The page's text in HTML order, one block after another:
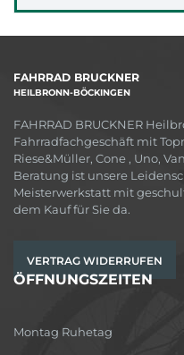
FAHRRAD BRUCKNER
HEILBRONN-BÖCKINGEN
FAHRRAD BRUCKNER
Fahrradfachgeschäft mit
Riese&Müller, Cone , Uno,
Beratung ist unsere
Meisterwerkstatt mit
dem Kauf für Sie da.
VERTRAG WIDERRUFEN
ÖFFNUNGSZEITEN
Montag Ruhetag